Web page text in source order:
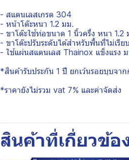
- สแตนเลสเกรด 304
- หน้าโต๊ะหนา 1.2 มม.
- ขาโต๊ะใช้ท่อขนาด 1 นิ้วครึ่ง หนา 1.2
- ขาโต๊ะปรับระดับได้สำหรับพื้นที่ไม่เรียบ
- ใช้แผ่นสแตนเลส Thainox แข็งแรง
*สินค้ารับประกัน 1 ปี ยกเว้นรอยบุบจาก
*ราคายังไม่รวม vat 7% และค่าจัดส่ง
สินค้าที่เกี่ยวข้อ